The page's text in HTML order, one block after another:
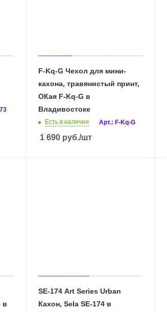
F-Kq-G Чехол для мини-
кахона, травянистый принт,
ОКая F-Kq-G в
Владивостоке
Есть в наличии Арт.: F-Kq-G
1 690 руб./шт
в
SE-174 Art Series Urban
Кахон, Sela SE-174 в